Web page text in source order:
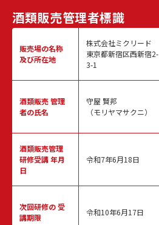
酒類販売管理者標識
販売場の名称
及び所在地
酒類販売管理
者の氏名
酒類販売管理
研修受講 年月
日
次回研修の受
講期限
株式会社ミクリード
東京都新宿区西新宿2-
3-1
守屋 賢邦
（モリヤマサクニ）
令和7年6月18日
令和10年6月17日